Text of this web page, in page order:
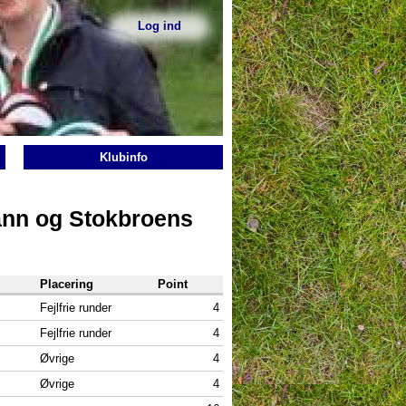
Sekundær
menu
Log ind
Klubinfo
og Stokbroens
Placering
Point
Fejlfrie runder
4
Fejlfrie runder
4
Øvrige
4
Øvrige
4